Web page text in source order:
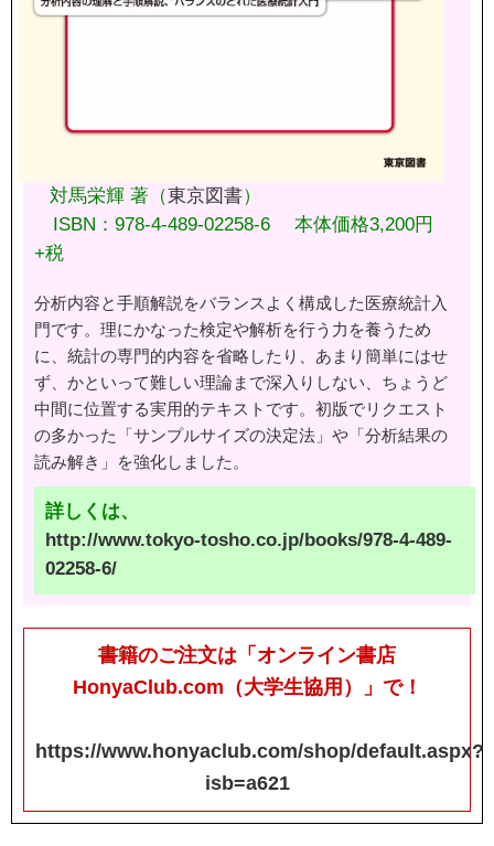
対馬栄輝 著（東京図書）
ISBN：978-4-489-02258-6 本体価格3,200円
+税
分析内容と手順解説をバランスよく構成した医療統計入
門です。理にかなった検定や解析を行う力を養うため
に、統計の専門的内容を省略したり、あまり簡単にはせ
ず、かといって難しい理論まで深入りしない、ちょうど
中間に位置する実用的テキストです。初版でリクエスト
の多かった「サンプルサイズの決定法」や「分析結果の
読み解き」を強化しました。
詳しくは、
http://www.tokyo-tosho.co.jp/books/978-4-489-
02258-6/
書籍のご注文は「オンライン書店
HonyaClub.com（大学生協用）」で！
https://www.honyaclub.com/shop/default.aspx?
isb=a621